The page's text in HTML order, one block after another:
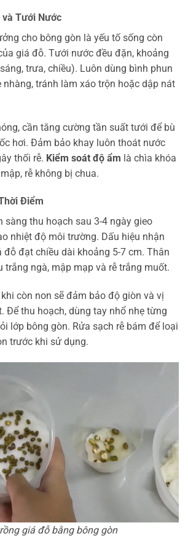
Tưới Nước
cho bông gòn là yếu tố sống còn
giá đỗ. Tưới nước đều đặn, khoảng
trưa, chiều). Luôn dùng bình phun
tránh làm xáo trộn hoặc dập nát
cần tăng cường tần suất tưới để bù
hơi. Đảm bảo khay luôn thoát nước
thối rễ. Kiểm soát độ ẩm là chìa khóa
rễ không bị chua.
Điểm
sàng thu hoạch sau 3-4 ngày gieo
nhiệt độ môi trường. Dấu hiệu nhận
đỗ đạt chiều dài khoảng 5-7 cm. Thân
trắng ngà, mập mạp và rễ trắng muốt.
còn non sẽ đảm bảo độ giòn và vị
Để thu hoạch, dùng tay nhổ nhẹ từng
lớp bông gòn. Rửa sạch rễ bám để loại
trước khi sử dụng.
giá đỗ bằng bông gòn